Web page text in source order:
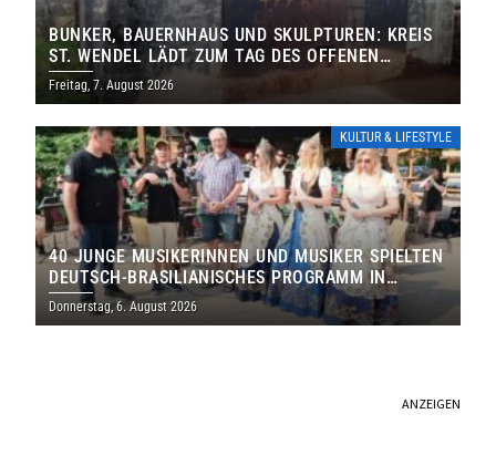
BUNKER, BAUERNHAUS UND SKULPTUREN: KREIS
ST. WENDEL LÄDT ZUM TAG DES OFFENEN
DENKMALS EIN
Freitag, 7. August 2026
KULTUR & LIFESTYLE
40 JUNGE MUSIKERINNEN UND MUSIKER SPIELTEN
DEUTSCH-BRASILIANISCHES PROGRAMM IN
THOLEY
Donnerstag, 6. August 2026
ANZEIGEN